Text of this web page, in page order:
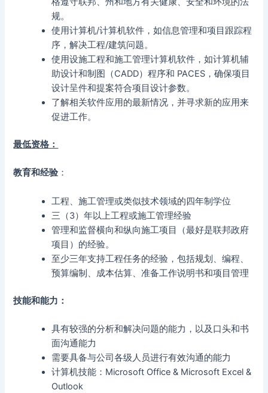
规。
使用计算机/计算机软件，如信息管理和项目跟踪程
序，解决工程/建筑问题。
使用设施工程和施工管理计算机软件，如计算机辅
助设计和制图（CADD）程序和 PACES，确保项目
设计呈件和提案符合项目设计参数。
了解相关软件应用的最新情况，并寻求新的应用来
促进工作。
最低资格：
教育和经验：
工程、施工管理或类似技术领域的四年制学位
三（3）年以上工程或施工管理经验
管理和监督横向和纵向施工项目（最好是联邦政府
项目）的经验。
至少三年支持工程任务的经验，包括规划、编程、
预算编制、成本估算、准备工作说明书和项目管理
技能和能力：
具有较强的分析和解决问题的能力，以及口头和书
面沟通能力
需要具备与公司各级人员进行有效沟通的能力
计算机技能：Microsoft Office & Microsoft Excel &
Outlook